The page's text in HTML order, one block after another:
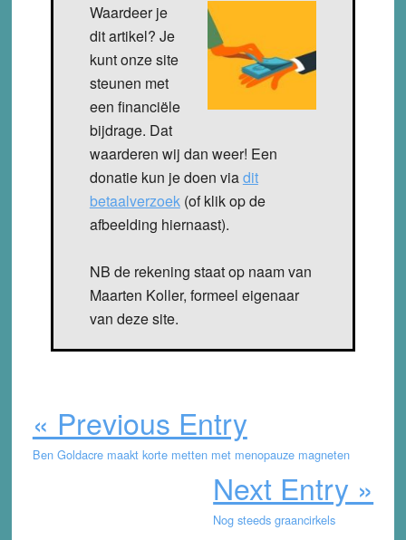
Waardeer je
dit artikel? Je
kunt onze site
steunen met
een financiële
bijdrage. Dat
waarderen wij dan weer! Een
donatie kun je doen viadit
betaalverzoek(of klik op de
afbeelding hiernaast).
NB de rekening staat op naam van
Maarten Koller, formeel eigenaar
van deze site.
« Previous Entry
Ben Goldacre maakt korte metten met menopauze magneten
Next Entry »
Nog steeds graancirkels